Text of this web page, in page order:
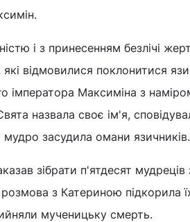
і з принесенням безлічі
відмовилися поклонитися
імператора Максиміна з
назвала своє ім'я,
мудро засудила омани язичників.
зібрати п'ятдесят мудреців
розмова з Катериною підкорила
мученицьку смерть.